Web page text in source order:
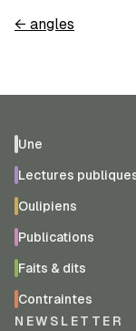
← angles
Une
Lectures
Oulipiens
Publications
Faits & dits
Contraintes
NEWSLETTER